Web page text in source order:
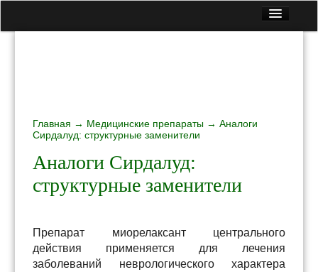
Главная
Лекарственные растения
Народные рецепты
Полезная еда
Главная → Медицинские препараты → Аналоги
Сирдалуд: структурные заменители
Аналоги Сирдалуд:
структурные заменители
Препарат миорелаксант центрального
действия применяется для лечения
заболеваний неврологического характера